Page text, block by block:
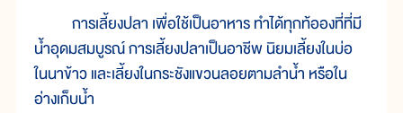
การเลี้ยงปลา เพื่อใช้เป็นอาหาร ทำได้ทุกท้อองที่ที่มี
น้ำอุดมสมบูรณ์ การเลี้ยงปลาเป็นอาชีพ นิยมเลี้ยงในบ่อ
ในนาข้าว และเลี้ยงในกระชังแขวนลอยตามลำน้ำ หรือใน
อ่างเก็บน้ำ